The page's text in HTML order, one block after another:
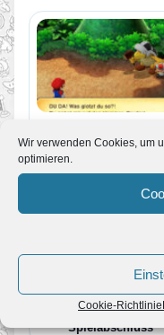
Wir verwenden Cookies, um
optimieren.
Cookie-Richtlinie
Mario RPG
Spielabschluss